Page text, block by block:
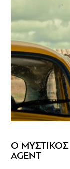
Ο ΜΥΣΤΙΚΟΣ
AGENT